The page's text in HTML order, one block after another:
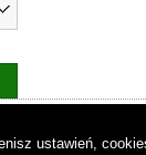
ustawień,